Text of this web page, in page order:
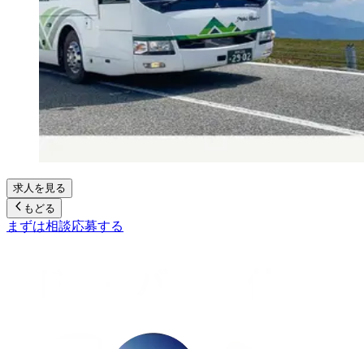
求人を見る
もどる
まずは相談応募する